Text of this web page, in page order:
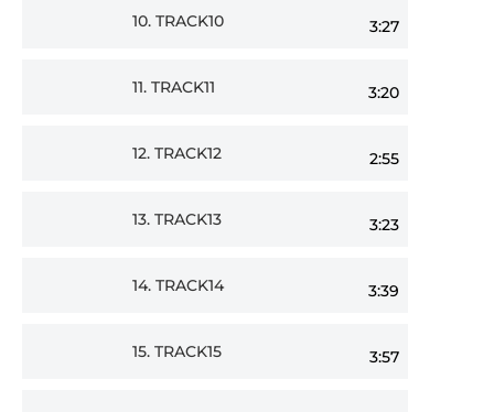
10. TRACK10 3:27
11. TRACK11 3:20
12. TRACK12 2:55
13. TRACK13 3:23
14. TRACK14 3:39
15. TRACK15 3:57